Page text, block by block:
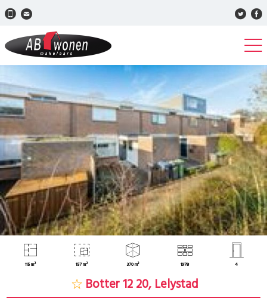
115 m² 157 m² 370 m³ 1978 4
Botter 12 20, Lelystad